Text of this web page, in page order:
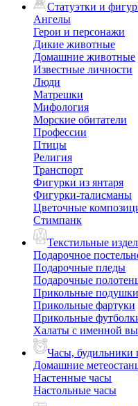
Статуэтки и
Ангелы
Герои и персонажи
Дикие животные
Домашние животные
Известные личности
Люди
Матрешки
Мифология
Морские обитатели
Профессии
Птицы
Религия
Транспорт
Фигурки из янтаря
Фигурки-талисманы
Цветочные
Стимпанк
Текстильные
Подарочное
Подарочные пледы
Подарочные
Прикольные подушки
Прикольные фартуки
Прикольные
Халаты с именной
Часы, будильники
Домашние
Настенные часы
Настольные часы